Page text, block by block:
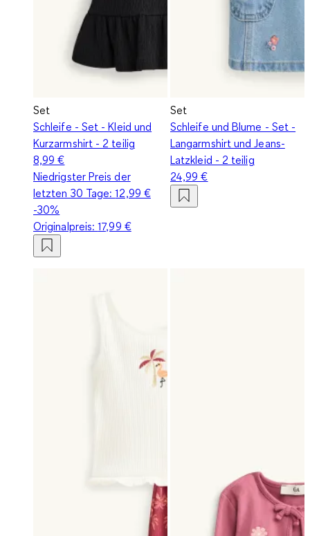
Set
Schleife - Set - Kleid und
Kurzarmshirt - 2 teilig
8,99 €
Niedrigster Preis der
letzten 30 Tage:12,99 €
-30%
Originalpreis:17,99 €
Set
Schleife und Blume - Set -
Langarmshirt und Jeans-
Latzkleid - 2 teilig
24,99 €